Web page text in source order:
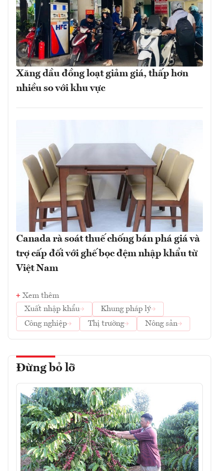
Xăng dầu đồng loạt giảm giá, thấp hơn
nhiều so với khu vực
Canada rà soát thuế chống bán phá giá và
trợ cấp đối với ghế bọc đệm nhập khẩu từ
Việt Nam
Xem thêm
Xuất nhập khẩu
Khung pháp lý
Công nghiệp
Thị trường Nông sản
Đừng bỏ lỡ